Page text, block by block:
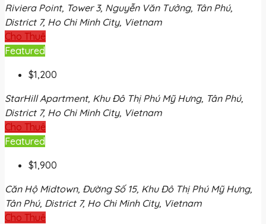
Riviera Point, Tower 3, Nguyễn Văn Tưởng, Tân Phú,
District 7, Ho Chi Minh City, Vietnam
Cho Thuê
Featured
$1,200
StarHill Apartment, Khu Đô Thị Phú Mỹ Hưng, Tân Phú,
District 7, Ho Chi Minh City, Vietnam
Cho Thuê
Featured
$1,900
Căn Hộ Midtown, Đường Số 15, Khu Đô Thị Phú Mỹ Hưng,
Tân Phú, District 7, Ho Chi Minh City, Vietnam
Cho Thuê